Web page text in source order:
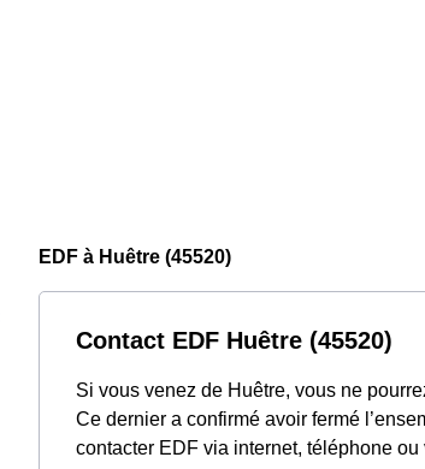
EDF à Huêtre (45520)
Contact EDF Huêtre (45520)
Si vous venez de Huêtre, vous ne
Ce dernier a confirmé avoir fermé
contacter EDF via internet, téléphone ou